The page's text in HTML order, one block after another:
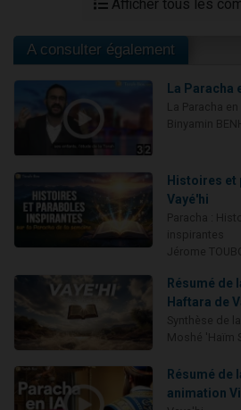
Afficher tous les
A consulter également
La Paracha
Histoires et
Vayé'hi
Résumé de
Haftara de
Résumé de
animation